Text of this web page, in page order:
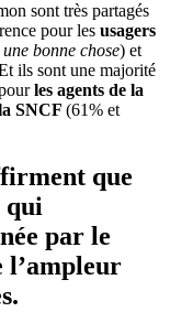
sont très partagés
pour les usagers
une bonne chose) et
ils sont une majorité
les agents de la
SNCF (61% et
que
qui
par le
l’ampleur